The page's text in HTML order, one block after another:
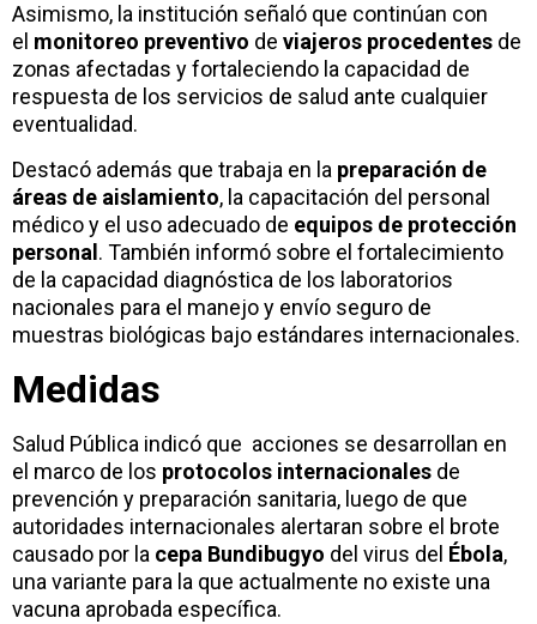
Asimismo, la institución señaló que continúan con
el monitoreo preventivo de viajeros procedentes de
zonas afectadas y fortaleciendo la capacidad de
respuesta de los servicios de salud ante cualquier
eventualidad.
Destacó además que trabaja en la preparación de
áreas de aislamiento, la capacitación del personal
médico y el uso adecuado de equipos de protección
personal . También informó sobre el fortalecimiento
de la capacidad diagnóstica de los laboratorios
nacionales para el manejo y envío seguro de
muestras biológicas bajo estándares internacionales.
Medidas
Salud Pública indicó que acciones se desarrollan en
el marco de los protocolos internacionales de
prevención y preparación sanitaria, luego de que
autoridades internacionales alertaran sobre el brote
causado por la cepa Bundibugyo del virus del Ébola,
una variante para la que actualmente no existe una
vacuna aprobada específica.